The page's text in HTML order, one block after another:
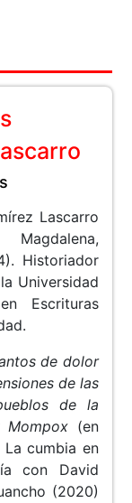
Lascarro
Historiador
Universidad
Escrituras
de dolor
de las
de la
Mompox (en
cumbia en
con David
(2020)